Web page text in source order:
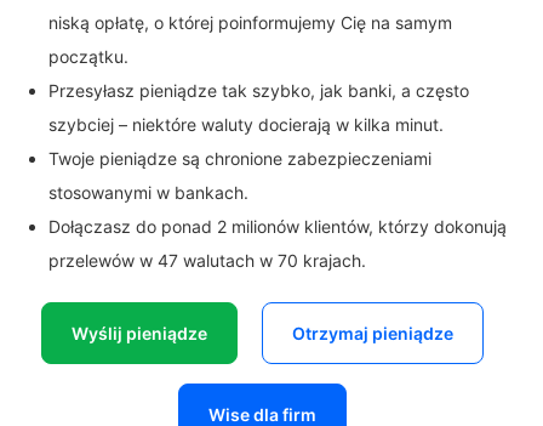
niską opłatę, o której poinformujemy Cię na samym
początku.
Przesyłasz pieniądze tak szybko, jak banki, a często
szybciej – niektóre waluty docierają w kilka minut.
Twoje pieniądze są chronione zabezpieczeniami
stosowanymi w bankach.
Dołączasz do ponad 2 milionów klientów, którzy dokonują
przelewów w 47 walutach w 70 krajach.
Wyślij pieniądze Otrzymaj pieniądze
Wise dla firm